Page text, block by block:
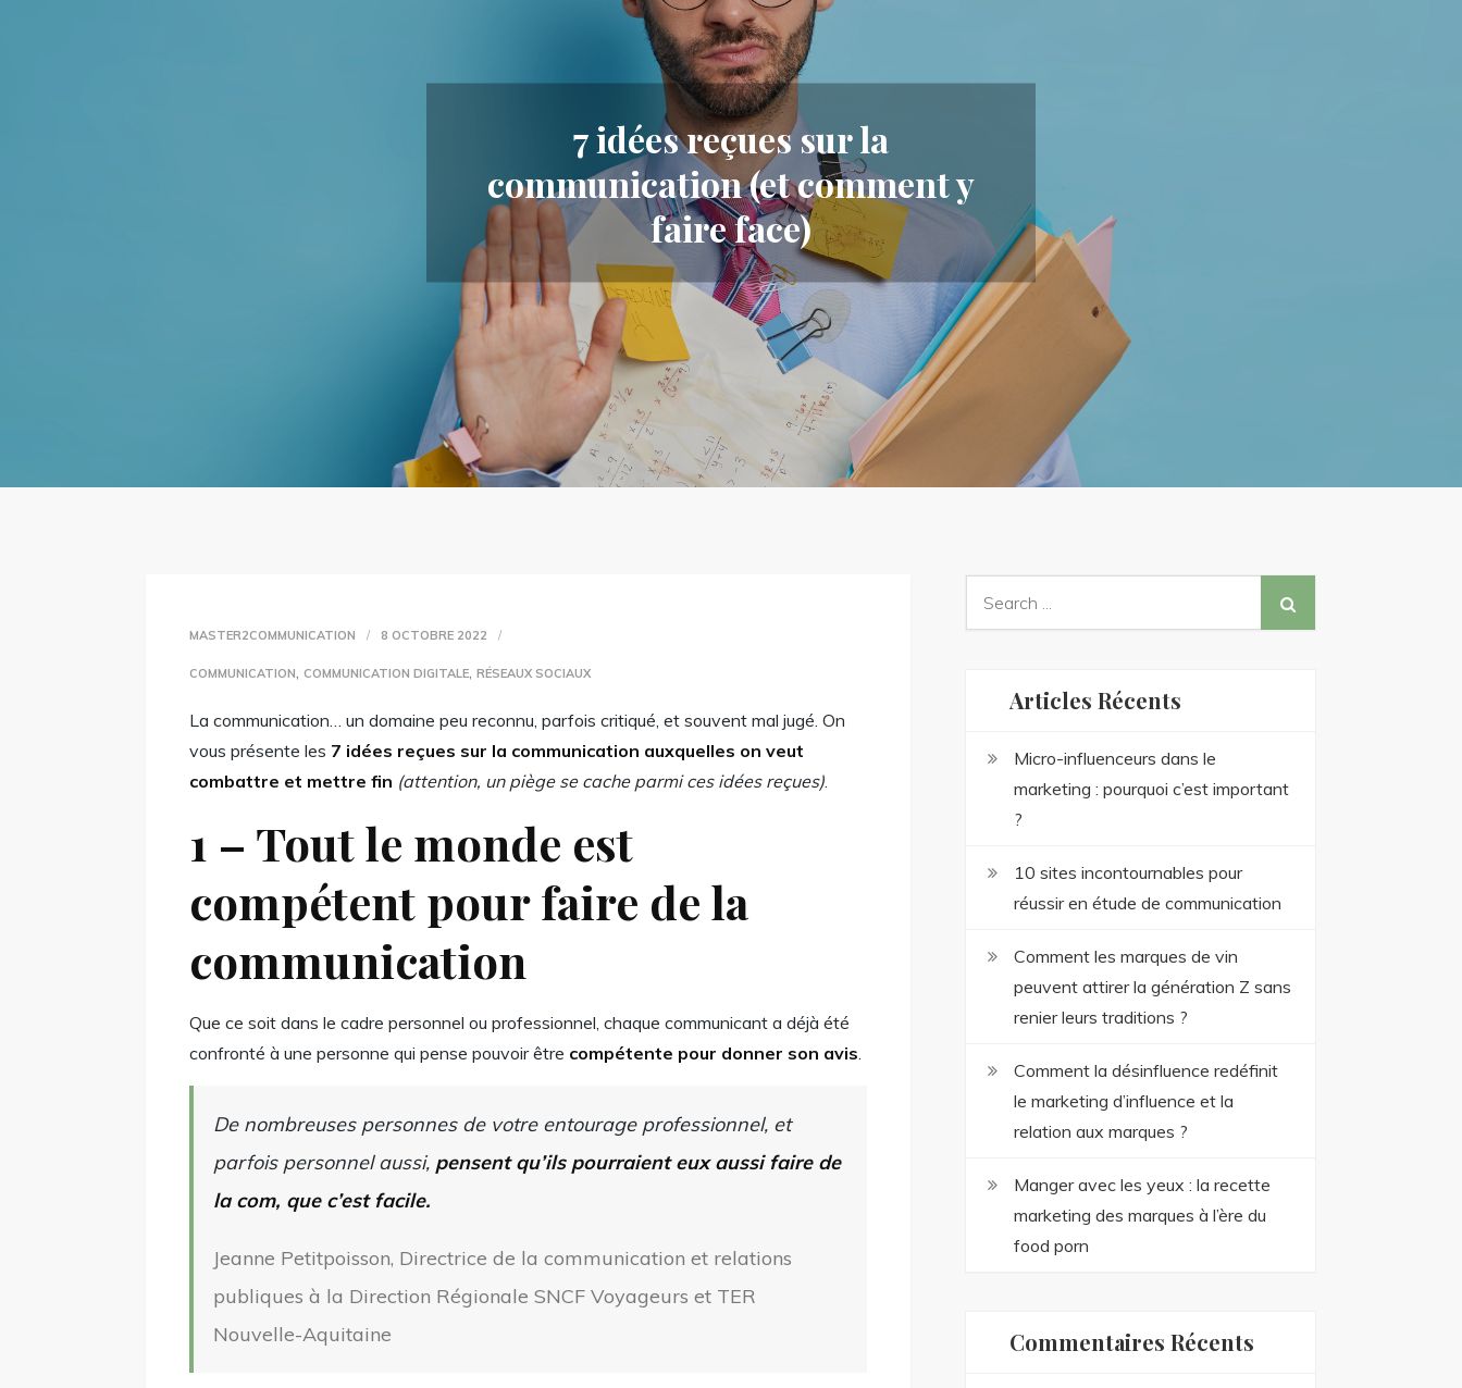
7 idées reçues sur la
communication (et comment y
faire face)
MASTER2COMMUNICATION 8 OCTOBRE 2022
COMMUNICATION,COMMUNICATION DIGITALE,RÉSEAUX SOCIAUX
La communication… un domaine peu reconnu, parfois critiqué, et souvent mal jugé. On
vous présente les 7 idées reçues sur la communication auxquelles on veut
combattre et mettre fin (attention, un piège se cache parmi ces idées reçues).
1 – Tout le monde est
compétent pour faire de la
communication
Que ce soit dans le cadre personnel ou professionnel, chaque communicant a déjà été
confronté à une personne qui pense pouvoir être compétente pour donner son avis.
De nombreuses personnes de votre entourage professionnel, et
parfois personnel aussi, pensent qu’ils pourraient eux aussi faire de
la com, que c’est facile.
Jeanne Petitpoisson, Directrice de la communication et relations
publiques à la Direction Régionale SNCF Voyageurs et TER
Nouvelle-Aquitaine
Articles Récents
Micro-influenceurs dans le
marketing : pourquoi c’est important
?
10 sites incontournables pour
réussir en étude de communication
Comment les marques de vin
peuvent attirer la génération Z sans
renier leurs traditions ?
Comment la désinfluence redéfinit
le marketing d’influence et la
relation aux marques ?
Manger avec les yeux : la recette
marketing des marques à l’ère du
food porn
Commentaires Récents